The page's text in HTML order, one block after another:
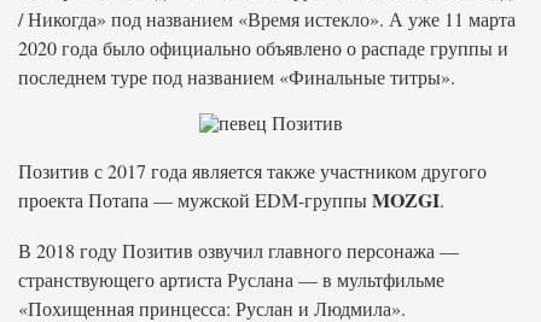
/ Никогда» под названием «Время истекло». А уже 11 марта
2020 года было официально объявлено о распаде группы и
последнем туре под названием «Финальные титры».
Позитив с 2017 года является также участником другого
проекта Потапа — мужской EDM-группыMOZGI.
В 2018 году Позитив озвучил главного персонажа —
странствующего артиста Руслана — в мультфильме
«Похищенная принцесса: Руслан и Людмила».